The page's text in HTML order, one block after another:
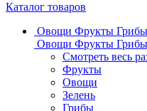
Каталог товаров
Овощи Фрукты Грибы
Овощи Фрукты Грибы
Смотреть весь
Фрукты
Овощи
Зелень
Грибы